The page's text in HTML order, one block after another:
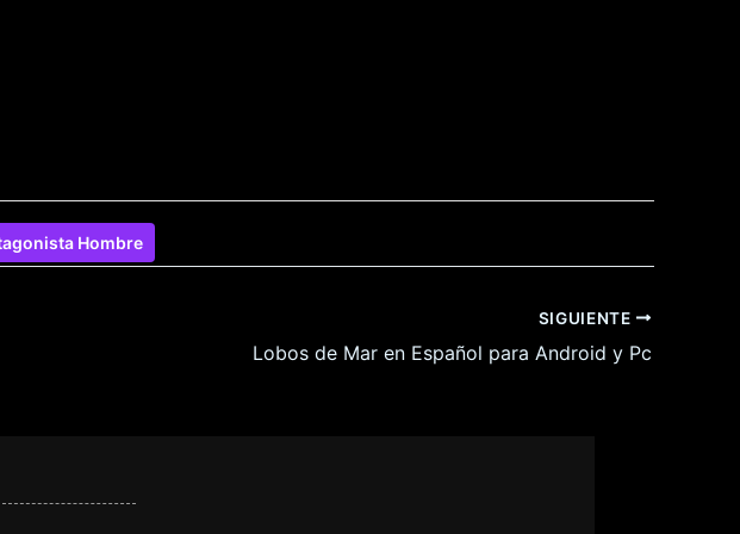
Hombre
SIGUIENTE
Lobos de Mar en Español para Android y Pc